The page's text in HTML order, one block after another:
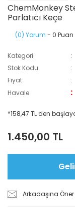
ChemMonkey
Parlatıcı Keçe
(0) Yorum - 0 Puan
Kategori
Stok Kodu
Fiyat
Havale
*158,47 TL den
1.450,00 TL
Arkadaşına Öner